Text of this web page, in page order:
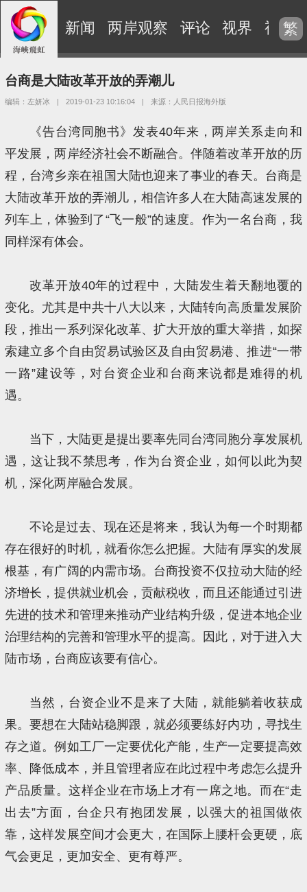
新闻 两岸观察 评论 视界 视频
繁
台商是大陆改革开放的弄潮儿
编辑：左妍冰 | 2019-01-23 10:16:04 | 来源：人民日报海外版
《告台湾同胞书》发表40年来，两岸关系走向和
平发展，两岸经济社会不断融合。伴随着改革开放的历
程，台湾乡亲在祖国大陆也迎来了事业的春天。台商是
大陆改革开放的弄潮儿，相信许多人在大陆高速发展的
列车上，体验到了“飞一般”的速度。作为一名台商，我
同样深有体会。
改革开放40年的过程中，大陆发生着天翻地覆的
变化。尤其是中共十八大以来，大陆转向高质量发展阶
段，推出一系列深化改革、扩大开放的重大举措，如探
索建立多个自由贸易试验区及自由贸易港、推进“一带
一路”建设等，对台资企业和台商来说都是难得的机
遇。
当下，大陆更是提出要率先同台湾同胞分享发展机
遇，这让我不禁思考，作为台资企业，如何以此为契
机，深化两岸融合发展。
不论是过去、现在还是将来，我认为每一个时期都
存在很好的时机，就看你怎么把握。大陆有厚实的发展
根基，有广阔的内需市场。台商投资不仅拉动大陆的经
济增长，提供就业机会，贡献税收，而且还能通过引进
先进的技术和管理来推动产业结构升级，促进本地企业
治理结构的完善和管理水平的提高。因此，对于进入大
陆市场，台商应该要有信心。
当然，台资企业不是来了大陆，就能躺着收获成
果。要想在大陆站稳脚跟，就必须要练好内功，寻找生
存之道。例如工厂一定要优化产能，生产一定要提高效
率、降低成本，并且管理者应在此过程中考虑怎么提升
产品质量。这样企业在市场上才有一席之地。而在“走
出去”方面，台企只有抱团发展，以强大的祖国做依
靠，这样发展空间才会更大，在国际上腰杆会更硬，底
气会更足，更加安全、更有尊严。